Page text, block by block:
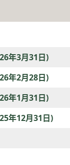
年3月31日)
年2月28日)
年1月31日)
年12月31日)